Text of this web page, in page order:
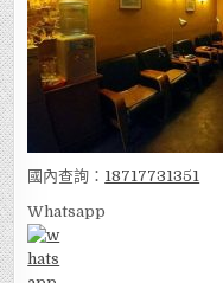
國內查詢： 18717731351
Whatsapp